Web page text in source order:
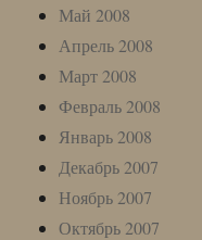
Май 2008
Апрель 2008
Март 2008
Февраль 2008
Январь 2008
Декабрь 2007
Ноябрь 2007
Октябрь 2007